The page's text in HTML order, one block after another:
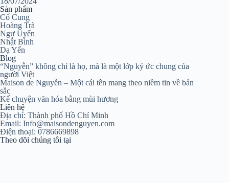
Sản phẩm
Cố Cung
Hoàng Trà
Ngự Uyển
Nhật Bình
Dạ Yến
Blog
“Nguyễn” không chỉ là họ, mà là một lớp ký ức chung của
người Việt
Maison de Nguyễn – Một cái tên mang theo niềm tin về bản
sắc
Kể chuyện văn hóa bằng mùi hương
Liên hệ
Địa chỉ: Thành phố Hồ Chí Minh
Email: Info@maisondenguyen.com
Điện thoại: 0786669898
Theo dõi chúng tôi tại